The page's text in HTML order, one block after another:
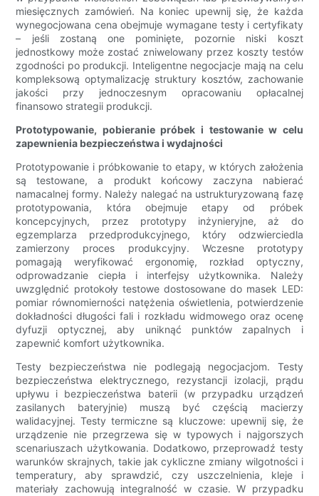
miesięcznych zamówień. Na koniec upewnij się, że każda
wynegocjowana cena obejmuje wymagane testy i certyfikaty
– jeśli zostaną one pominięte, pozornie niski koszt
jednostkowy może zostać zniwelowany przez koszty testów
zgodności po produkcji. Inteligentne negocjacje mają na celu
kompleksową optymalizację struktury kosztów, zachowanie
jakości przy jednoczesnym opracowaniu opłacalnej
finansowo strategii produkcji.
Prototypowanie, pobieranie próbek i testowanie w celu
zapewnienia bezpieczeństwa i wydajności
Prototypowanie i próbkowanie to etapy, w których założenia
są testowane, a produkt końcowy zaczyna nabierać
namacalnej formy. Należy nalegać na ustrukturyzowaną fazę
prototypowania, która obejmuje etapy od próbek
koncepcyjnych, przez prototypy inżynieryjne, aż do
egzemplarza przedprodukcyjnego, który odzwierciedla
zamierzony proces produkcyjny. Wczesne prototypy
pomagają weryfikować ergonomię, rozkład optyczny,
odprowadzanie ciepła i interfejsy użytkownika. Należy
uwzględnić protokoły testowe dostosowane do masek LED:
pomiar równomierności natężenia oświetlenia, potwierdzenie
dokładności długości fali i rozkładu widmowego oraz ocenę
dyfuzji optycznej, aby uniknąć punktów zapalnych i
zapewnić komfort użytkownika.
Testy bezpieczeństwa nie podlegają negocjacjom. Testy
bezpieczeństwa elektrycznego, rezystancji izolacji, prądu
upływu i bezpieczeństwa baterii (w przypadku urządzeń
zasilanych bateryjnie) muszą być częścią macierzy
walidacyjnej. Testy termiczne są kluczowe: upewnij się, że
urządzenie nie przegrzewa się w typowych i najgorszych
scenariuszach użytkowania. Dodatkowo, przeprowadź testy
warunków skrajnych, takie jak cykliczne zmiany wilgotności i
temperatury, aby sprawdzić, czy uszczelnienia, kleje i
materiały zachowują integralność w czasie. W przypadku